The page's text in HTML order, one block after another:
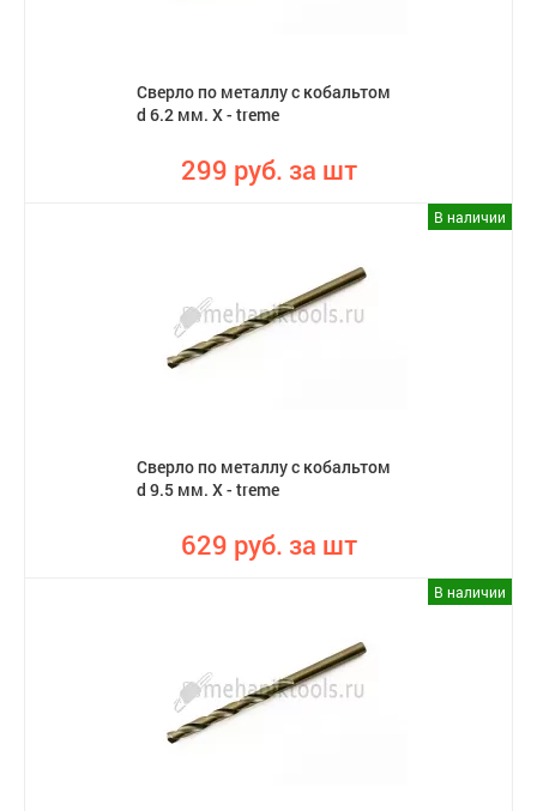
Сверло по металлу с кобальтом
d 6.2 мм. X - treme
299 руб. за шт
В наличии
Сверло по металлу с кобальтом
d 9.5 мм. X - treme
629 руб. за шт
В наличии